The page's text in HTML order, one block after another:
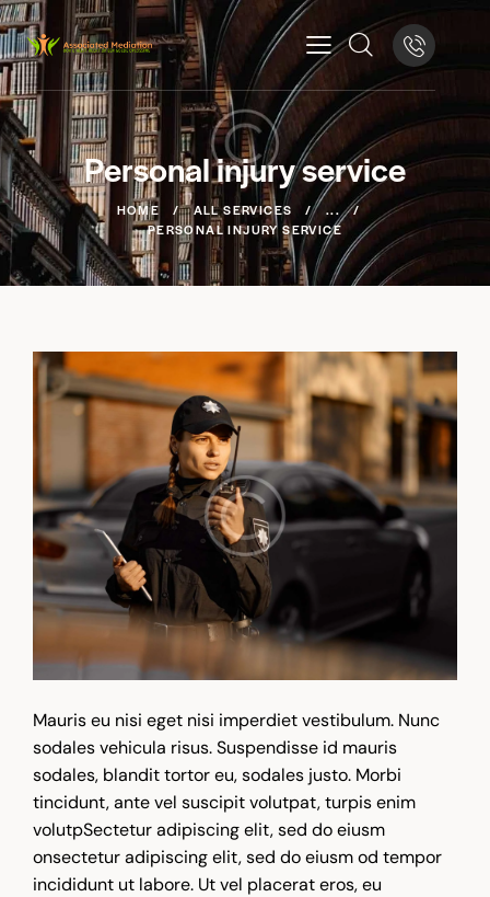
Personal injury service
HOME ALL SERVICES
...
PERSONAL INJURY SERVICE
Mauris eu nisi eget nisi imperdiet vestibulum. Nunc
sodales vehicula risus. Suspendisse id mauris
sodales, blandit tortor eu, sodales justo. Morbi
tincidunt, ante vel suscipit volutpat, turpis enim
volutpSectetur adipiscing elit, sed do eiusm
onsectetur adipiscing elit, sed do eiusm od tempor
incididunt ut labore. Ut vel placerat eros, eu